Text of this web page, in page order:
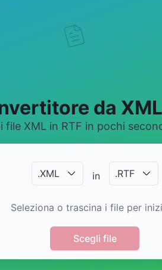
da
file XML in RTF in pochi
.XML in .RTF
Seleziona o trascina i file per
Scegli file